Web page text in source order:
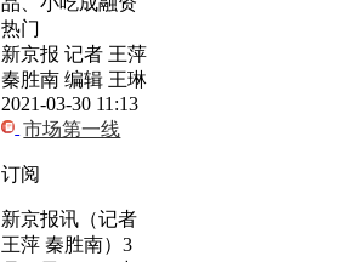
热门
新京报 记者 王萍
秦胜南 编辑 王琳
2021-03-30 11:13
市场第一线
订阅
新京报讯（记者
王萍 秦胜南）3